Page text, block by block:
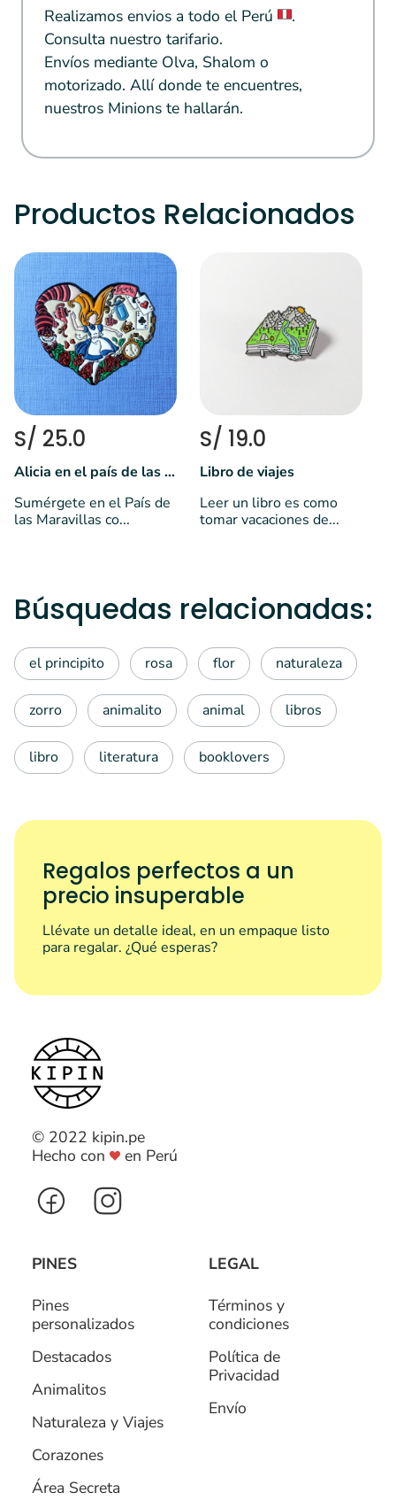
Realizamos envios a todo el Perú
.
Consulta nuestro tarifario.
Envíos mediante Olva, Shalom o
motorizado. Allí donde te encuentres,
nuestros Minions te hallarán.
Productos Relacionados
S/ 25.0
Alicia en el país de las maravillas
Sumérgete en el País de
las Maravillas co...
S/ 19.0
Libro de viajes
Leer un libro es como
tomar vacaciones de...
Búsquedas relacionadas:
el principito rosa flor naturaleza
zorro animalito animal libros
libro literatura booklovers
Regalos perfectos a un
precio insuperable
Llévate un detalle ideal, en un empaque listo
para regalar. ¿Qué esperas?
© 2022 kipin.pe
Hecho con
en Perú
PINES
Pines
personalizados
Destacados
Animalitos
Naturaleza y Viajes
Corazones
Área Secreta
LEGAL
Términos y
condiciones
Política de
Privacidad
Envío